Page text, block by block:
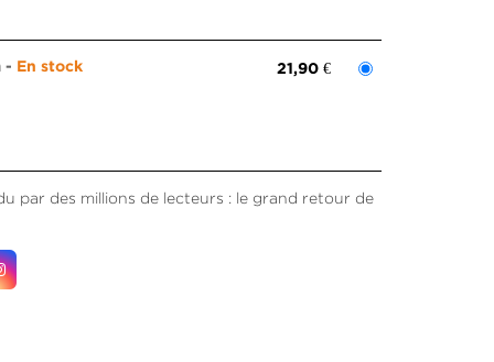
En stock 21,90 €
par des millions de lecteurs : le grand retour de